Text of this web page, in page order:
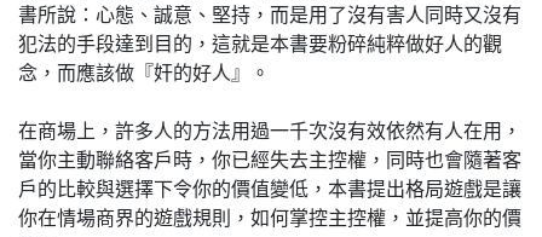
書所說：心態、誠意、堅持，而是用了沒有害人同時又沒有
犯法的手段達到目的，這就是本書要粉碎純粹做好人的觀
念，而應該做『奸的好人』。
在商場上，許多人的方法用過一千次沒有效依然有人在用，
當你主動聯絡客戶時，你已經失去主控權，同時也會隨著客
戶的比較與選擇下令你的價值變低，本書提出格局遊戲是讓
你在情場商界的遊戲規則，如何掌控主控權，並提高你的價